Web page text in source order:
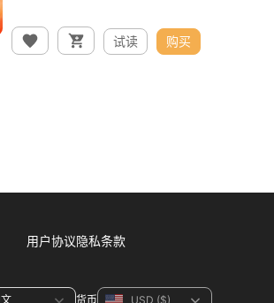
试读 购买
用户协议隐私条款
货币